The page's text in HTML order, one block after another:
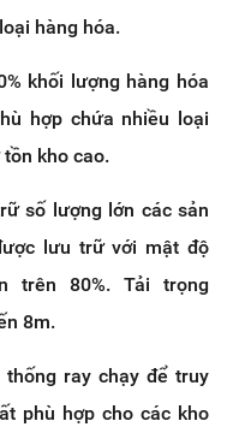
hàng hóa.
khối lượng hàng hóa
hợp chứa nhiều loại
kho cao.
số lượng lớn các sản
lưu trữ với mật độ
trên 80%. Tải trọng
8m.
ray chạy để truy
phù hợp cho các kho